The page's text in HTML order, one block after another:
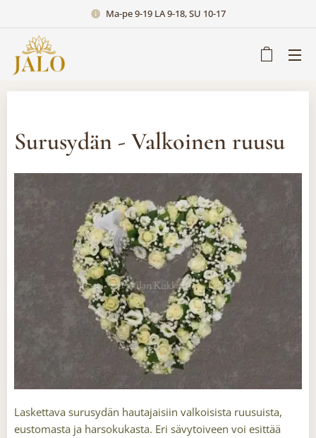
Ma-pe 9-19 LA 9-18, SU 10-17
Surusydän - Valkoinen ruusu
Laskettava surusydän hautajaisiin valkoisista ruusuista,
eustomasta ja harsokukasta. Eri sävytoiveen voi esittää